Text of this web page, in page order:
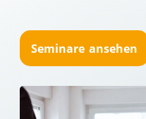
Seminare ansehen